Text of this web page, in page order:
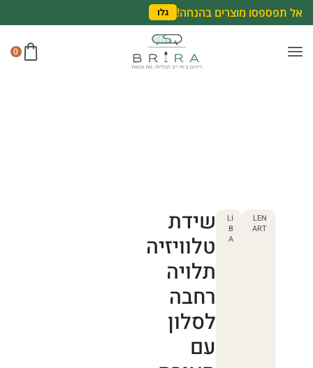
אל תפספסו מוצרים בהנחה! גלו
0
LEN
ART
LI
B
A
שידת
טלוויזיה
תלויה
רחבה
לסלון
עם